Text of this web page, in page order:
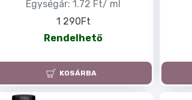
Egységár: 1.72 Ft/ ml
1 290Ft
Rendelhető
KOSÁRBA